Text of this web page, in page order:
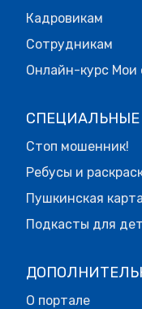
Кадровикам
Сотрудникам
Онлайн-курс Мои
СПЕЦИАЛЬНЫЕ
Стоп мошенник!
Ребусы и
Пушкинская карта
Подкасты для
О портале